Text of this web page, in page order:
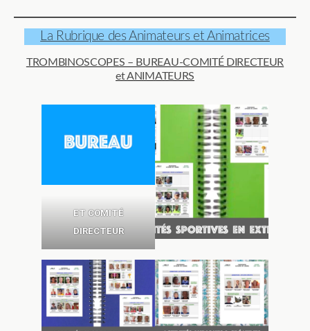
La Rubrique des Animateurs et Animatrices
TROMBINOSCOPES – BUREAU-COMITÉ DIRECTEUR
et ANIMATEURS
ET COMITÉ
DIRECTEUR